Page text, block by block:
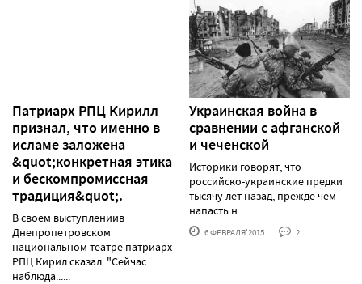
Патриарх РПЦ Кирилл
признал, что именно в
исламе заложена
&quot;конкретная этика
и бескомпромиссная
традиция&quot;.
В своем выступлениив
Днепропетровском
национальном театре патриарх
РПЦ Кирил сказал: "Сейчас
наблюда......
Украинская война в
сравнении с афганской
и чеченской
Историки говорят, что
российско-украинские предки
тысячу лет назад, прежде чем
напасть н......
6 ФЕВРАЛЯ'2015 2